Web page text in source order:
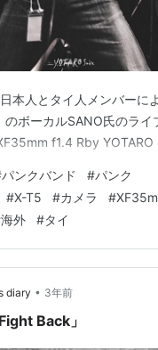
本人とタイ人メンバーに
ボーカルSANO氏のライ
f1.4 Rby
パンクバンド #パンク
#X-T5 #カメラ #
海外 #タイ
diary • 3年前
Back」